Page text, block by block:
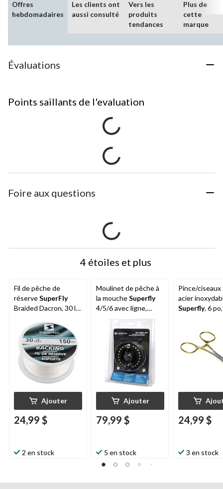
Offres
hebdomadaires
Les clients ont
aussi consulté
Vers les
produits
tendances
Plus de
cette
marque
Évaluations
Points saillants de l'evaluation
Foire aux questions
4 étoiles et plus
Fil de pêche de
réserveSuperFly
Braided Dacron, 30 lb,
Ajouter
24,99 $
2 en stock
Moulinet de pêche à
la moucheSuperfly
4/5/6 avec ligne,
préembobiné,
réversible
Ajouter
79,99 $
5 en stock
Pince/ciseaux
acier
Superfly, 6
24,99 $
3 en stock